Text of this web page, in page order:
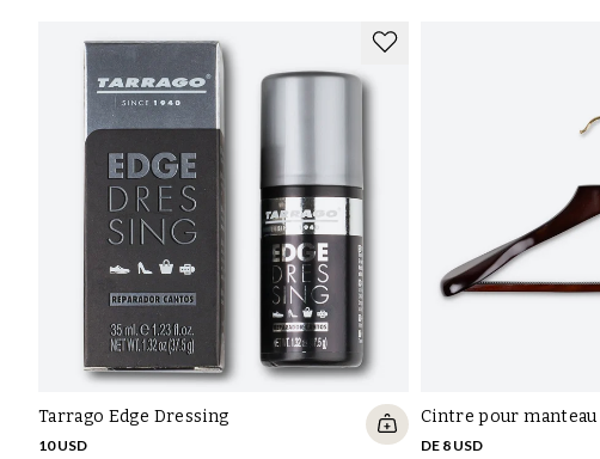
Tarrago Edge Dressing
10 USD
Cintre pour manteau
DE 8 USD